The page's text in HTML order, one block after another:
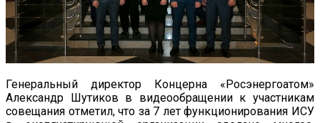
Генеральный директор Концерна «Росэнергоатом»
Александр Шутиков в видеообращении к участникам
совещания отметил, что за 7 лет функционирования ИСУ